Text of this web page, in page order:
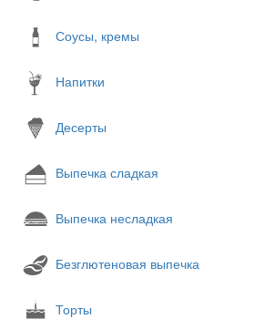
Соусы, кремы
Напитки
Десерты
Выпечка сладкая
Выпечка несладкая
Безглютеновая выпечка
Торты